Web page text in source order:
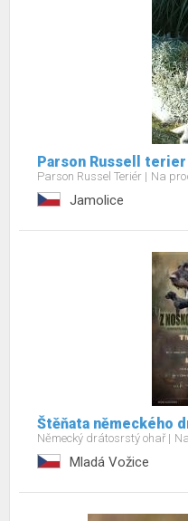
Parson Russell
Parson Russel Teriér Na
Jamolice
Štěňata německého
Německý drátosrstý ohař
Mladá Vožice